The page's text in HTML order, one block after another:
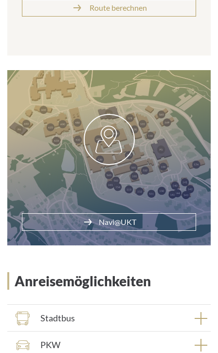
Route berechnen
Parken am Klinikum
Navi@UKT
Anreisemöglichkeiten
Stadtbus
PKW